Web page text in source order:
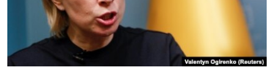
СПЕЦПРОЄКТИ
ПОДКАСТИ